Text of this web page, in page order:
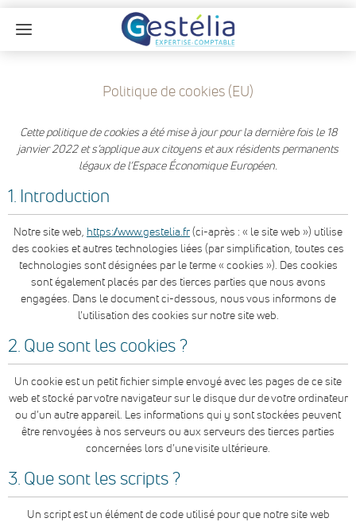
Politique de cookies (EU)
Cette politique de cookies a été mise à jour pour la dernière fois le 18
janvier 2022 et s’applique aux citoyens et aux résidents permanents
légaux de l’Espace Économique Européen.
1. Introduction
Notre site web, https://www.gestelia.fr(ci-après : « le site web ») utilise
des cookies et autres technologies liées (par simplification, toutes ces
technologies sont désignées par le terme « cookies »). Des cookies
sont également placés par des tierces parties que nous avons
engagées. Dans le document ci-dessous, nous vous informons de
l’utilisation des cookies sur notre site web.
2. Que sont les cookies ?
Un cookie est un petit fichier simple envoyé avec les pages de ce site
web et stocké par votre navigateur sur le disque dur de votre ordinateur
ou d’un autre appareil. Les informations qui y sont stockées peuvent
être renvoyées à nos serveurs ou aux serveurs des tierces parties
concernées lors d’une visite ultérieure.
3. Que sont les scripts ?
Un script est un élément de code utilisé pour que notre site web